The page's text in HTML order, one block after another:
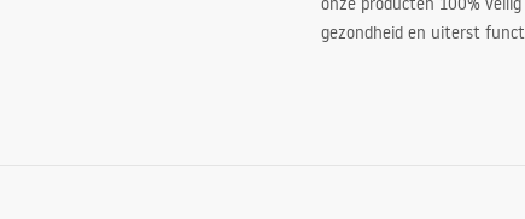
gezondheid en uiterst